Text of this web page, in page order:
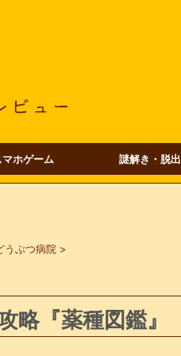
マホゲーム 謎解き・脱出
うぶつ病院 >
略『薬種図鑑』